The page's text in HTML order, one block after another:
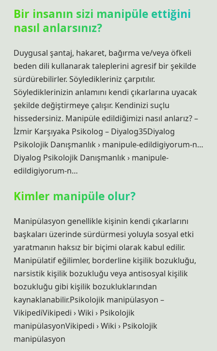
Bir insanın sizi manipüle ettiğini
nasıl anlarsınız?
Duygusal şantaj, hakaret, bağırma ve/veya öfkeli
beden dili kullanarak taleplerini agresif bir şekilde
sürdürebilirler. Söyledikleriniz çarpıtılır.
Söylediklerinizin anlamını kendi çıkarlarına uyacak
şekilde değiştirmeye çalışır. Kendinizi suçlu
hissedersiniz. Manipüle edildiğimizi nasıl anlarız? –
İzmir Karşıyaka Psikolog – Diyalog35Diyalog
Psikolojik Danışmanlık › manipule-edildigiyorum-n…
Diyalog Psikolojik Danışmanlık › manipule-
edildigiyorum-n…
Kimler manipüle olur?
Manipülasyon genellikle kişinin kendi çıkarlarını
başkaları üzerinde sürdürmesi yoluyla sosyal etki
yaratmanın haksız bir biçimi olarak kabul edilir.
Manipülatif eğilimler, borderline kişilik bozukluğu,
narsistik kişilik bozukluğu veya antisosyal kişilik
bozukluğu gibi kişilik bozukluklarından
kaynaklanabilir.Psikolojik manipülasyon –
VikipediVikipedi › Wiki › Psikolojik
manipülasyonVikipedi › Wiki › Psikolojik
manipülasyon